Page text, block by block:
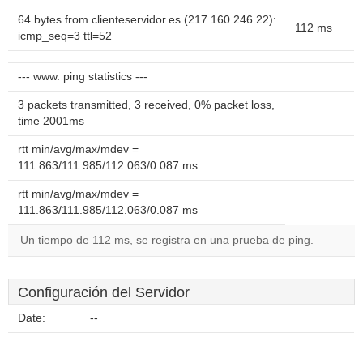
64 bytes from clienteservidor.es (217.160.246.22):
icmp_seq=3 ttl=52
112 ms
--- www. ping statistics ---
3 packets transmitted, 3 received, 0% packet loss,
time 2001ms
rtt min/avg/max/mdev =
111.863/111.985/112.063/0.087 ms
rtt min/avg/max/mdev =
111.863/111.985/112.063/0.087 ms
Un tiempo de 112 ms, se registra en una prueba de ping.
Configuración del Servidor
Date: --